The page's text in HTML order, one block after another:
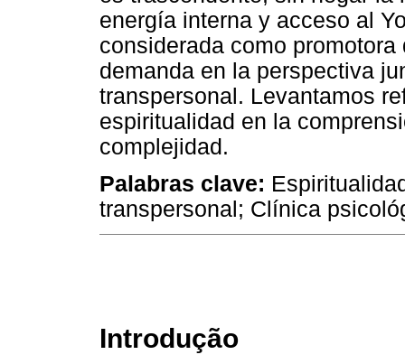
energía interna y acceso al
considerada como
demanda en la perspectiva
transpersonal. Levantamos
espiritualidad en la
complejidad.
Palabras clave:
transpersonal; Clínica
Introdução